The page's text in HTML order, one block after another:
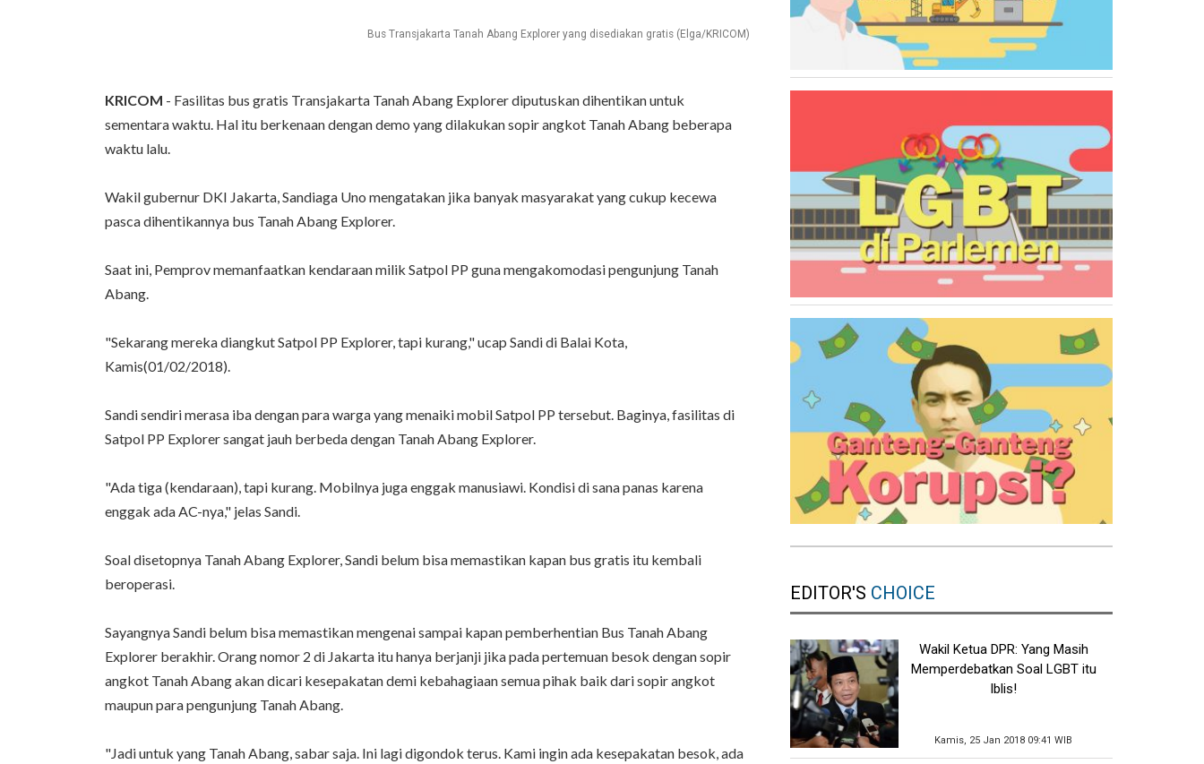
Bus Transjakarta Tanah Abang Explorer yang disediakan gratis (Elga/KRICOM)
KRICOM - Fasilitas bus gratis Transjakarta Tanah Abang Explorer diputuskan dihentikan untuk
sementara waktu. Hal itu berkenaan dengan demo yang dilakukan sopir angkot Tanah Abang beberapa
waktu lalu.
Wakil gubernur DKI Jakarta, Sandiaga Uno mengatakan jika banyak masyarakat yang cukup kecewa
pasca dihentikannya bus Tanah Abang Explorer.
Saat ini, Pemprov memanfaatkan kendaraan milik Satpol PP guna mengakomodasi pengunjung Tanah
Abang.
"Sekarang mereka diangkut Satpol PP Explorer, tapi kurang," ucap Sandi di Balai Kota,
Kamis(01/02/2018).
Sandi sendiri merasa iba dengan para warga yang menaiki mobil Satpol PP tersebut. Baginya, fasilitas di
Satpol PP Explorer sangat jauh berbeda dengan Tanah Abang Explorer.
"Ada tiga (kendaraan), tapi kurang. Mobilnya juga enggak manusiawi. Kondisi di sana panas karena
enggak ada AC-nya," jelas Sandi.
Soal disetopnya Tanah Abang Explorer, Sandi belum bisa memastikan kapan bus gratis itu kembali
beroperasi.
Sayangnya Sandi belum bisa memastikan mengenai sampai kapan pemberhentian Bus Tanah Abang
Explorer berakhir. Orang nomor 2 di Jakarta itu hanya berjanji jika pada pertemuan besok dengan sopir
angkot Tanah Abang akan dicari kesepakatan demi kebahagiaan semua pihak baik dari sopir angkot
maupun para pengunjung Tanah Abang.
"Jadi untuk yang Tanah Abang, sabar saja. Ini lagi digondok terus. Kami ingin ada kesepakatan besok, ada
EDITOR'S CHOICE
Wakil Ketua DPR: Yang Masih
Memperdebatkan Soal LGBT itu
Iblis!
Kamis, 25 Jan 2018 09:41 WIB